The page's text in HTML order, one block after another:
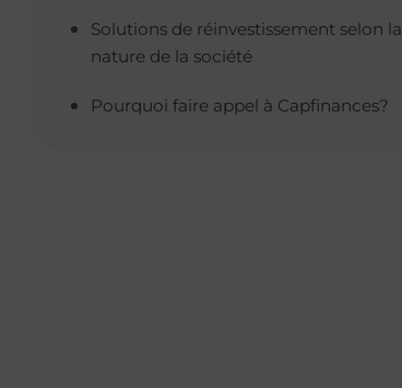
Solutions de réinvestissement selon la
nature de la société
Pourquoi faire appel à Capfinances?